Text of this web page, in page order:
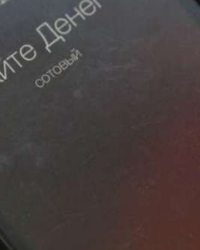
вошли в топ‑15
фармацевтики
Волгограда стартует
Волго‑Донской
пройдёт
единства народов